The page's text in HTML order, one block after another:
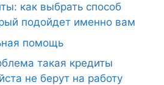
как выбрать способ
подойдет именно вам
помощь
такая кредиты
не берут на работу